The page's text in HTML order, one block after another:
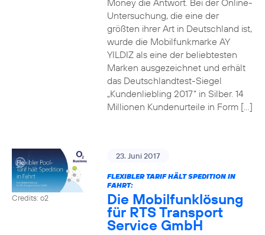
Money die Antwort. Bei der Online-
Untersuchung, die eine der
größten ihrer Art in Deutschland ist,
wurde die Mobilfunkmarke AY
YILDIZ als eine der beliebtesten
Marken ausgezeichnet und erhält
das Deutschlandtest-Siegel
„Kundenliebling 2017“ in Silber. 14
Millionen Kundenurteile in Form […]
Credits: o2
23. Juni 2017
FLEXIBLER TARIF HÄLT SPEDITION IN
FAHRT:
Die Mobilfunklösung
für RTS Transport
Service GmbH